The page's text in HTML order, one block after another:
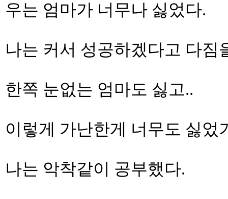
우는 엄마가 너무나 싫었다.
나는 커서 성공하겠다고 다짐
한쪽 눈없는 엄마도 싫고..
이렇게 가난한게 너무도 싫었
나는 악착같이 공부했다.